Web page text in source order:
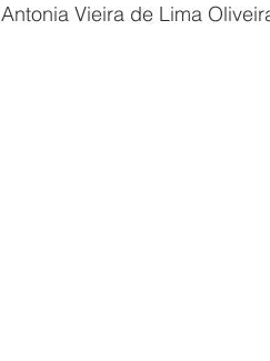
Antonia Vieira de Lima